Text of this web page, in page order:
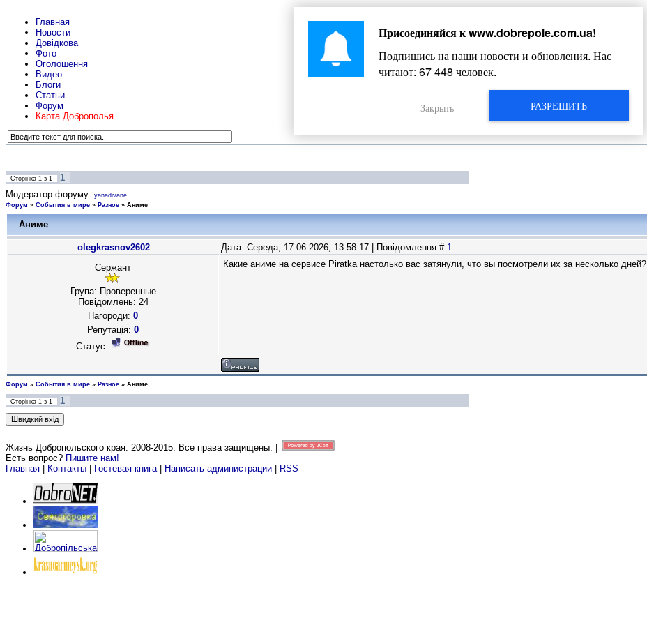
Главная
Новости
Довідкова
Фото
Оголошення
Видео
Блоги
Статьи
Форум
Карта Доброполья
Жизнь Добропольского края
Сторінка 1 з 1
1
Модератор форуму: yanadivane
Форум » События в мире » Разное » Аниме
Аниме
olegkrasnov2602 Дата: Середа, 17.06.2026, 13:58:17 | Повідомлення # 1
Сержант
Група: Проверенные
Повідомлень: 24
Нагороди: 0
Репутація: 0
Статус:
Какие аниме на сервисе Piratka настолько вас затянули, что вы посмотрели их за несколько дней?
Форум » События в мире » Разное » Аниме
Сторінка 1 з 1
1
Жизнь Добропольского края: 2008-2015. Все права защищены. |
Есть вопрос? Пишите нам!
Главная
Контакты Гостевая книга| Написать администрации RSS
Присоединяйся кwww.dobrepole.com.ua!
Подпишись на наши новости и обновления. Нас
читают: 67 456 человек.
РАЗРЕШИТЬ
Закрыть